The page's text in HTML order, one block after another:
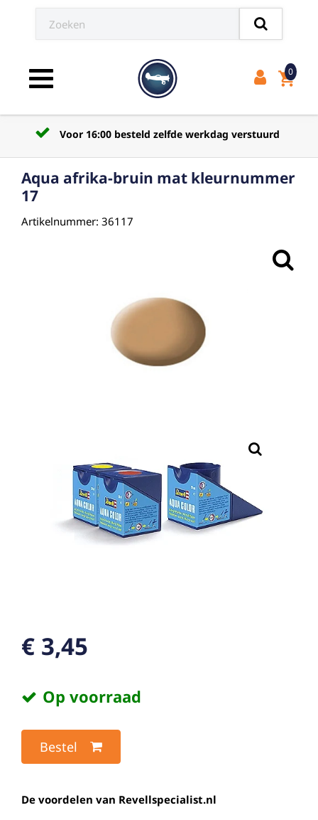
Toggle navigation shopping_cart
0
Voor 16:00 besteld zelfde werkdag verstuurd
Aqua afrika-bruin mat kleurnummer
17
Artikelnummer: 36117
€ 3,45
Op voorraad
Bestel
De voordelen van Revellspecialist.nl